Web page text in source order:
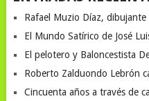
Rafael Muzio Díaz, dibujante
El Mundo Satírico de José
El pelotero y Baloncestista
Roberto Zalduondo Lebrón
Cincuenta años a través de